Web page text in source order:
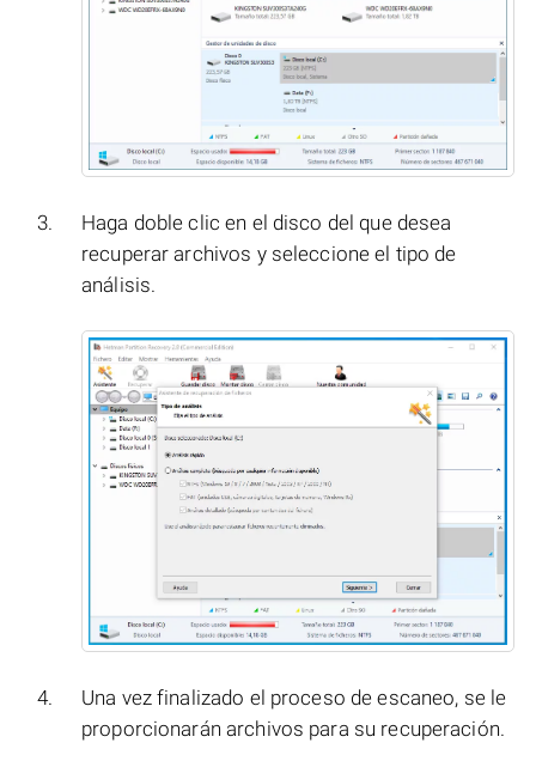
Haga doble clic en el disco del que desea
recuperar archivos y seleccione el tipo de
análisis.
Una vez finalizado el proceso de escaneo, se le
proporcionarán archivos para su recuperación.